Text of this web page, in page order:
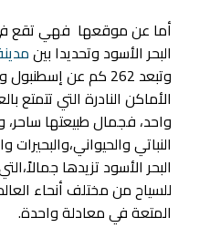
أما عن موقعها فهي تقع
البحر الأسود وتحديدا بين
الأماكن النادرة التي
واحد، فجمال طبيعتها ساحر،
النباتي
البحر الأسود تزيدها
للسياح من مختلف أنحاء
المتعة في معادلة واحدة.